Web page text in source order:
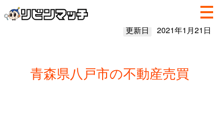
更新日 2021年1月21日
青森県八戸市の不動産売買